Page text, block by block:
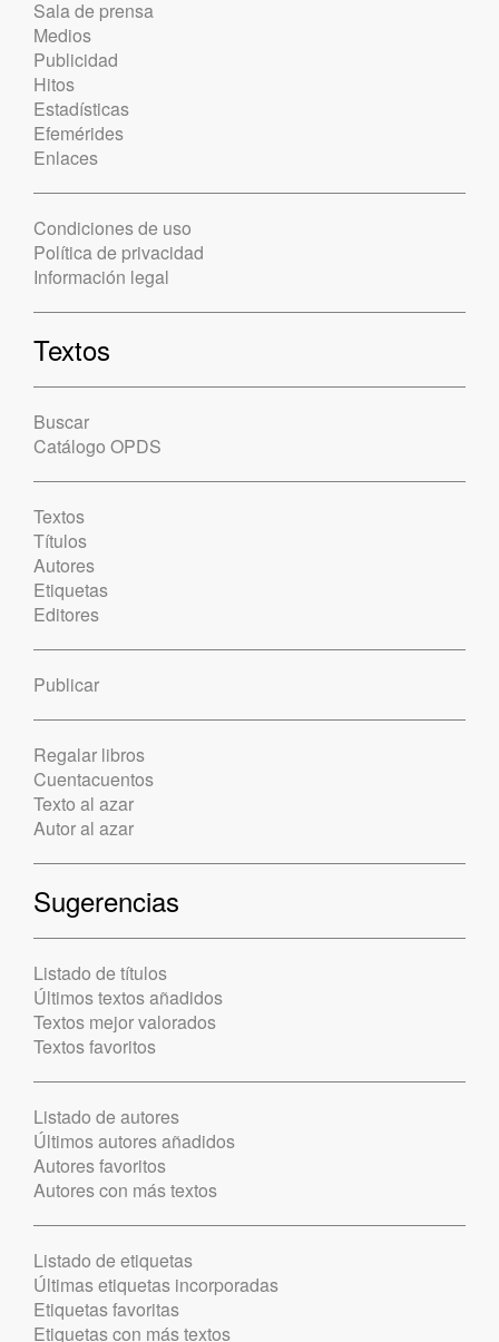
Sala de prensa
Medios
Publicidad
Hitos
Estadísticas
Efemérides
Enlaces
Condiciones de uso
Política de privacidad
Información legal
Textos
Buscar
Catálogo OPDS
Textos
Títulos
Autores
Etiquetas
Editores
Publicar
Regalar libros
Cuentacuentos
Texto al azar
Autor al azar
Sugerencias
Listado de títulos
Últimos textos añadidos
Textos mejor valorados
Textos favoritos
Listado de autores
Últimos autores añadidos
Autores favoritos
Autores con más textos
Listado de etiquetas
Últimas etiquetas incorporadas
Etiquetas favoritas
Etiquetas con más textos